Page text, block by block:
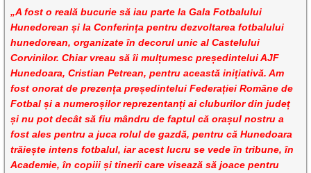
„A fost o reală bucurie să iau parte la Gala Fotbalului
Hunedorean și la Conferința pentru dezvoltarea fotbalului
hunedorean, organizate în decorul unic al Castelului
Corvinilor. Chiar vreau să îi mulțumesc președintelui AJF
Hunedoara, Cristian Petrean, pentru această inițiativă. Am
fost onorat de prezența președintelui Federației Române de
Fotbal și a numeroșilor reprezentanți ai cluburilor din județ
și nu pot decât să fiu mândru de faptul că orașul nostru a
fost ales pentru a juca rolul de gazdă, pentru că Hunedoara
trăiește intens fotbalul, iar acest lucru se vede în tribune, în
Academie, în copiii și tinerii care visează să joace pentru